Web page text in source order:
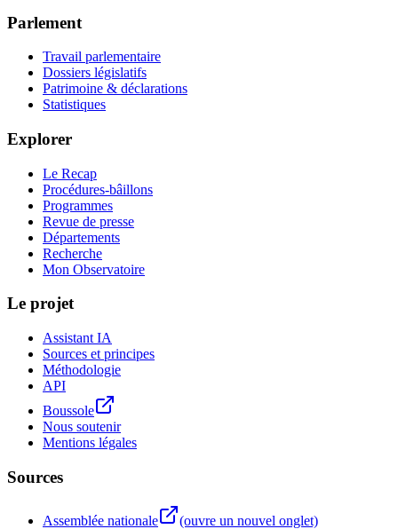
Parlement
Travail parlementaire
Dossiers législatifs
Patrimoine & déclarations
Statistiques
Explorer
Le Recap
Procédures-bâillons
Programmes
Revue de presse
Départements
Recherche
Mon Observatoire
Le projet
Assistant IA
Sources et principes
Méthodologie
API
Boussole
Nous soutenir
Mentions légales
Sources
Assemblée nationale
(ouvre un nouvel onglet)